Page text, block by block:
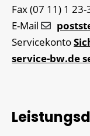
Fax(07 11) 1 23-
E-Mail
Servicekonto
service-bw.de